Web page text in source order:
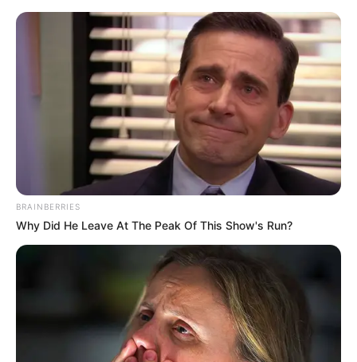
BRAINBERRIES
Why Did He Leave At The Peak Of This Show's Run?